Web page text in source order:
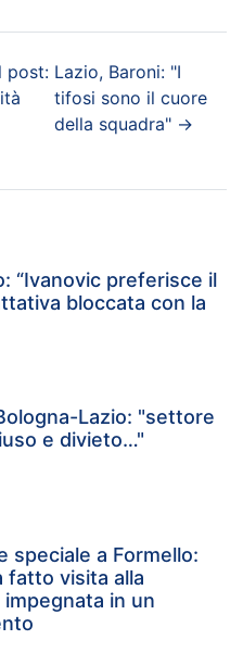
post: Lazio, Baroni: "I
tifosi sono il cuore
della squadra" →
“Ivanovic preferisce il
bloccata con la
Lazio: "settore
e divieto…"
speciale a Formello:
fatto visita alla
impegnata in un